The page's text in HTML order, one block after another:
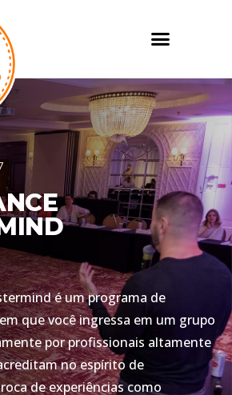
é um programa de
que você ingressa em um grupo
por profissionais altamente
no espírito de
de experiências como